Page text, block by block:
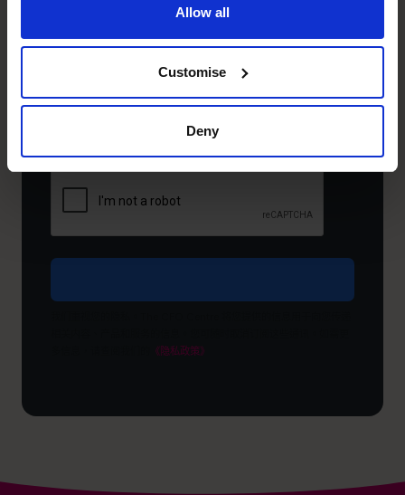
Allow all
Customise
Deny
地
处
什
段？
希
么
《隐私政策》